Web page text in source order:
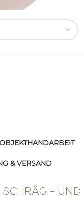
HANDARBEIT
& VERSAND
– UND